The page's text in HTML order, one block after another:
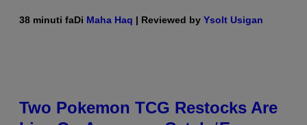
38 minuti faDi Maha Haq | Reviewed by Ysolt Usigan
Two Pokemon TCG Restocks Are